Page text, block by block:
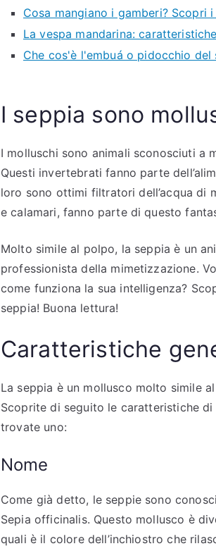
Cosa mangiano i gamberi? Scopri
La vespa mandarina:
Che cos'è l'embuá o pidocchio del
I seppia sono
I molluschi sono animali sconosciuti a
Questi invertebrati fanno parte
loro sono ottimi filtratori dell’acqua di
e calamari, fanno parte di questo
Molto simile al polpo, la seppia è un
professionista della mimetizzazione.
come funziona la sua intelligenza?
seppia! Buona lettura!
Caratteristiche
La seppia è un mollusco molto simile
Scoprite di seguito le caratteristiche
trovate uno:
Nome
Come già detto, le seppie sono
Sepia officinalis. Questo mollusco è
quali è il colore dell’inchiostro che